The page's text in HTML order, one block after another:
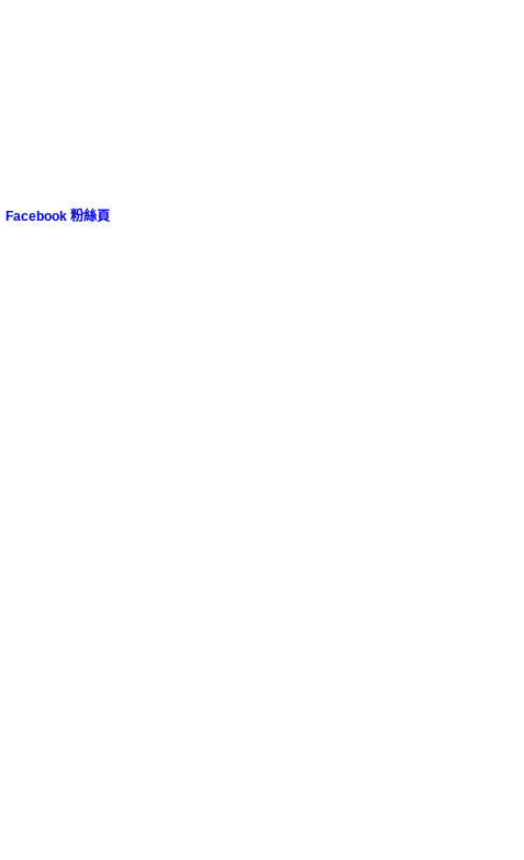
Facebook 粉絲頁